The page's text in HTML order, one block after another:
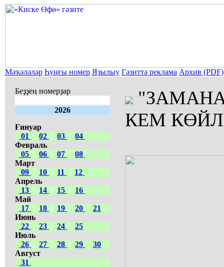
Мәҡәләләр Һуңғы номер Яҙылыу Гәзиттә реклама Архив (PDF)
Беҙҙең номерҙар
2026
Ғинуар
01
| 02 | 03 | 04
Февраль
05 | 06 | 07 | 08
Март
09 | 10 | 11 |
12
Апрель
13 | 14 | 15 |
16
Май
17 | 18 | 19 | 20 | 21
Июнь
22 | 23 | 24 | 25
Июль
26 | 27 | 28 | 29 | 30
Август
31
КЕМ